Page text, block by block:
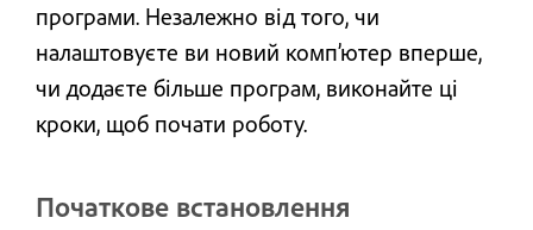
програми. Незалежно від того, чи
налаштовуєте ви новий комп’ютер вперше,
чи додаєте більше програм, виконайте ці
кроки, щоб почати роботу.
Початкове встановлення